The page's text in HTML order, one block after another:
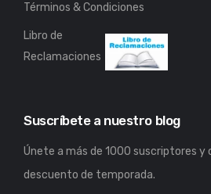
Términos & Condiciones
Libro de
Reclamaciones
Suscríbete a nuestro blog
Únete a más de 1000 suscriptores y
descuento de temporada.